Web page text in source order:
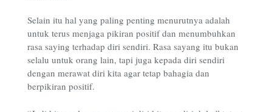
Selain itu hal yang paling penting menurutnya adalah
untuk terus menjaga pikiran positif dan menumbuhkan
rasa saying terhadap diri sendiri. Rasa sayang itu bukan
selalu untuk orang lain, tapi juga kepada diri sendiri
dengan merawat diri kita agar tetap bahagia dan
berpikiran positif.